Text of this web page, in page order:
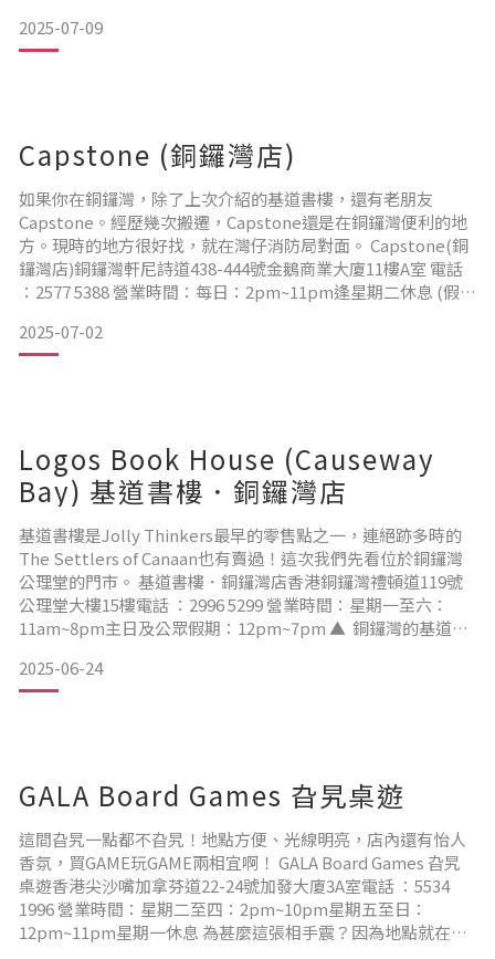
期：12pm~7pm ▲ 基督教大樓就在始創中心旁，無論東鐵線
旺角東站、荃灣線和觀塘線太子站和弼街巴士站也非常方
2025-07-09
Capstone (銅鑼灣店)
如果你在銅鑼灣，除了上次介紹的基道書樓，還有老朋友
Capstone。經歷幾次搬遷，Capstone還是在銅鑼灣便利的地
方。現時的地方很好找，就在灣仔消防局對面。 Capstone(銅
鑼灣店)銅鑼灣軒尼詩道438-444號金鵝商業大廈11樓A室 電話
：2577 5388 營業時間：每日：2pm~11pm逢星期二休息 (假期
店在11樓，一出電梯就會看到。 ▲ 雖然沒有觀塘店大，但還是
有不少桌遊選擇，密集的像尋寶。我們就找到JT的寶貝了！
2025-07-02
Logos Book House (Causeway
Bay) 基道書樓．銅鑼灣店
基道書樓是Jolly Thinkers最早的零售點之一，連絕跡多時的
The Settlers of Canaan也有賣過！這次我們先看位於銅鑼灣
公理堂的門市。 基道書樓．銅鑼灣店香港銅鑼灣禮頓道119號
公理堂大樓15樓電話 ：2996 5299 營業時間：星期一至六：
11am~8pm主日及公眾假期：12pm~7pm ▲ 銅鑼灣的基道書
遊戲的架旁邊還有一個活動貨架，可見桌遊產品是越來越受歡
迎。拍照的時候JT的桌遊幾乎都沽清，只有《汽車工
2025-06-24
GALA Board Games 旮旯桌遊
這間旮旯一點都不旮旯！地點方便、光線明亮，店內還有怡人
香氛，買GAME玩GAME兩相宜啊！ GALA Board Games 旮旯
桌遊香港尖沙嘴加拿芬道22-24號加發大廈3A室電話 ：5534
1996 營業時間：星期二至四：2pm~10pm星期五至日：
12pm~11pm星期一休息 為甚麼這張相手震？因為地點就在